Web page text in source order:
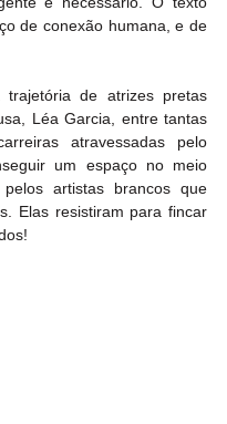
de conexão humana, e de
de atrizes pretas
Léa Garcia, entre tantas
atravessadas pelo
um espaço no meio
artistas brancos que
Elas resistiram para fincar